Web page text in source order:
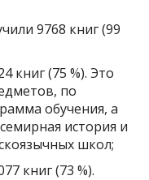
9768 книг (99
книг (75 %). Это
по
обучения, а
история и
школ;
книг (73 %).